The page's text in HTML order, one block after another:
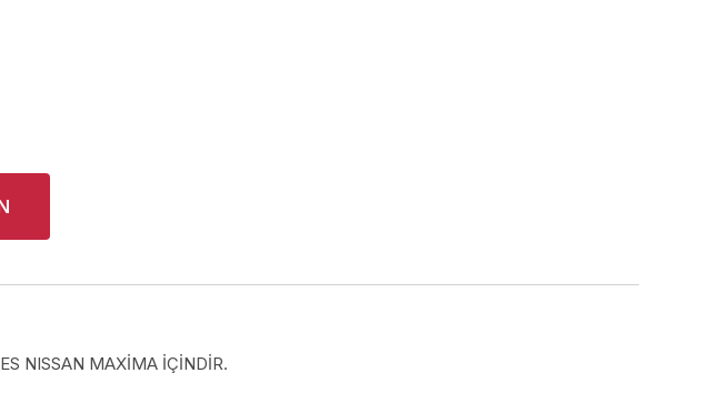
NISSAN MAXİMA İÇİNDİR.